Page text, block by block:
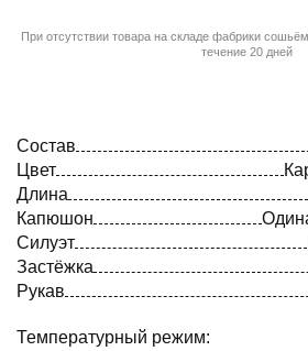
При отсутствии товара на складе фабрики
течение 20 дней
Состав
Цвет
Длина
Капюшон
Силуэт
Застёжка
Рукав
Температурный режим: